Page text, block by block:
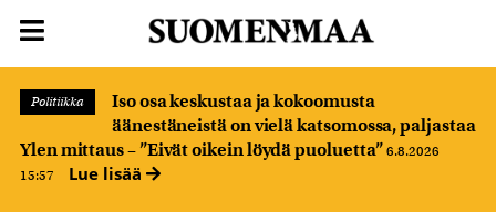
Politiikka
Iso osa keskustaa ja kokoomusta
äänestäneistä on vielä katsomossa, paljastaa
Ylen mittaus – ”Eivät oikein löydä puoluetta” 6.8.2026
15:57
Lue lisää